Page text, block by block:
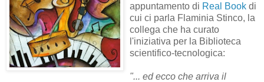
appuntamento di Real Book di
cui ci parla Flaminia Stinco, la
collega che ha curato
l'iniziativa per la Biblioteca
scientifico-tecnologica:
"... ed ecco che arriva il